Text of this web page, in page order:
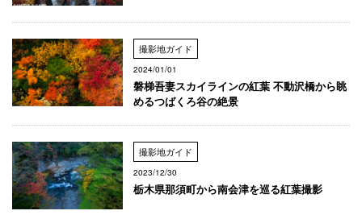
撮影地ガイド
2024/01/01
磐梯吾妻スカイラインの紅葉 不動沢橋から眺
めるつばくろ谷の絶景
撮影地ガイド
2023/12/30
栃木県那須町から南会津を巡る紅葉撮影